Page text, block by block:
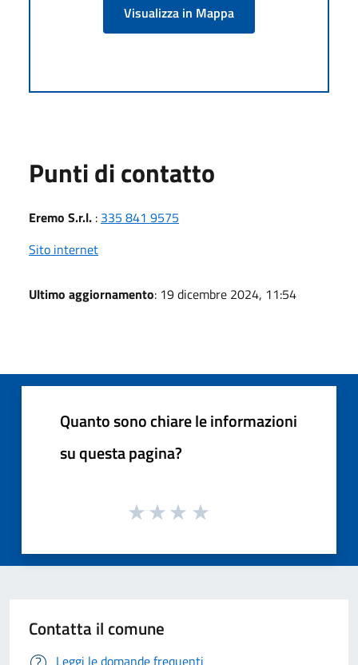
Visualizza in Mappa
Punti di contatto
Eremo S.r.l. : 335 841 9575
Sito internet
Ultimo aggiornamento: 19 dicembre 2024, 11:54
Quanto sono chiare le informazioni
su questa pagina?
Contatta il comune